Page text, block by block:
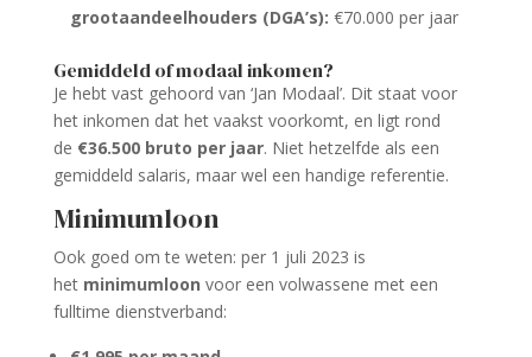
grootaandeelhouders (DGA’s): €70.000 per jaar
Gemiddeld of modaal inkomen?
Je hebt vast gehoord van ‘Jan Modaal’. Dit staat voor
het inkomen dat het vaakst voorkomt, en ligt rond
de €36.500 bruto per jaar. Niet hetzelfde als een
gemiddeld salaris, maar wel een handige referentie.
Minimumloon
Ook goed om te weten: per 1 juli 2023 is
het minimumloon voor een volwassene met een
fulltime dienstverband: